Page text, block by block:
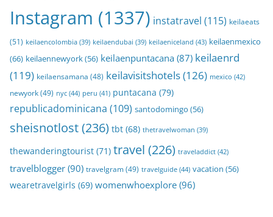
Instagram (1337) instatravel (115) keilaeats
(51) keilaencolombia (39) keilaendubai (39) keilaeniceland (43) keilaenmexico
(66) keilaennewyork(56) keilaenpuntacana (87) keilaenrd
(119) keilaensamana (48) keilavisitshotels(126) mexico (42)
newyork(49) nyc (44) peru (41) puntacana (79)
republicadominicana (109) santodomingo (56)
sheisnotlost(236) tbt (68) thetravelwoman (39)
thewanderingtourist (71) travel (226) traveladdict (42)
travelblogger (90) travelgram(49) travelguide (44) vacation (56)
wearetravelgirls (69) womenwhoexplore(96)